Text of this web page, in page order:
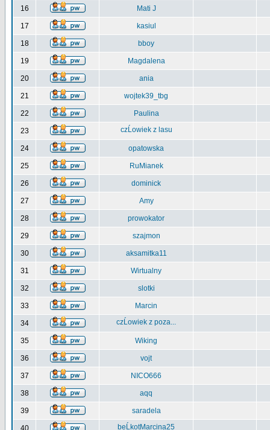
16 Mati J
17 kasiul
18 bboy
19 Magdalena
20 ania
21 wojtek39_tbg
22 Paulina
23 czĹowiek z lasu
24 opatowska
25 RuMianek
26 dominick
27 Amy
28 prowokator
29 szajmon
30 aksamitka11
31 Wirtualny
32 slotki
33 Marcin
34 czĹowiek z poza...
35 Wiking
36 vojt
37 NICO666
38 aqq
39 saradela
40 beĹkotMarcina25